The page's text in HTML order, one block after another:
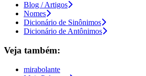
Blog / Artigos
Nomes
Dicionário de Sinônimos
Dicionário de Antônimos
Veja também:
mirabolante